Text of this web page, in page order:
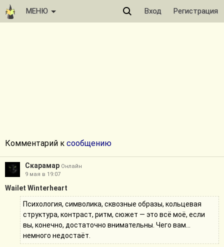
МЕНЮ Вход Регистрация
Комментарий к сообщению
Скарамар Онлайн
9 мая в 19:07
Wailet Winterheart
Психология, символика, сквозные образы, кольцевая
структура, контраст, ритм, сюжет — это всё моё, если
вы, конечно, достаточно внимательны. Чего вам...
немного недостаёт.